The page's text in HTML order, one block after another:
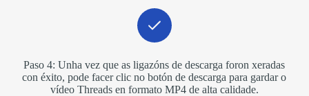
Paso 4: Unha vez que as ligazóns de descarga foron xeradas
con éxito, pode facer clic no botón de descarga para gardar o
vídeo Threads en formato MP4 de alta calidade.